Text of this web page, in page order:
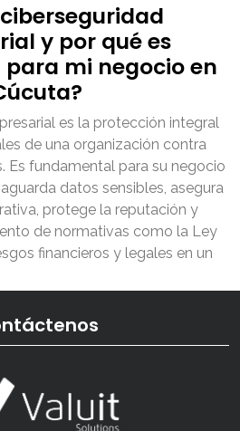
ciberseguridad
y por qué es
mi negocio en
es la protección integral
de una organización contra
Es fundamental para su negocio
datos sensibles, asegura
protege la reputación y
de normativas como la Ley
financieros y legales en un